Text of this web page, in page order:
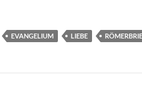
EVANGELIUM LIEBE